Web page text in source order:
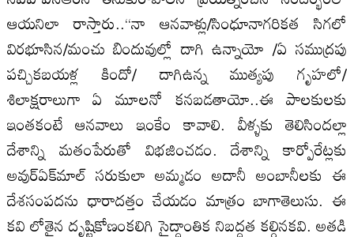
ఆయనిలా రాస్తారు..‘‘నా ఆనవాళ్లు/సింధూనాగరికత సిగలో
విరభూసిన/మంచు బిందువుల్లో దాగి ఉన్నాయో /ఏ సముద్రపు
పచ్చికబయళ్ల కిందో/ దాగిఉన్న ముత్యపు గృహలో/
శిలాక్షరాలుగా ఏ మూలనో కనబడతాయో..ఈ పాలకులకు
ఇంతకంటే ఆనవాలు ఇంకేం కావాలి. వీళ్ళకు తెలిసిందల్లా
దేశాన్ని మతంపేరుతో విభజించడం. దేశాన్ని కార్పోరేట్లకు
అవుర్‌ఏక్‌మాల్‌ సరుకులా అమ్మడం అదానీ అంబానీలకు ఈ
దేశసంపదను ధారాదత్తం చేయడం మాత్రం బాగాతెలుసు. ఈ
కవి లోతైన దృష్టికోణంకలిగి సైద్దాంతిక నిబద్దత కల్గినకవి. అతడి